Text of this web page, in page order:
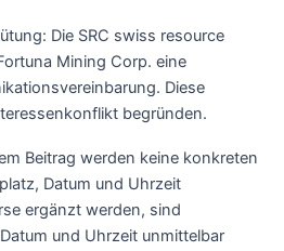
Die SRC swiss resource
Mining Corp. eine
Diese
begründen.
Beitrag werden keine konkreten
Datum und Uhrzeit
ergänzt werden, sind
und Uhrzeit unmittelbar